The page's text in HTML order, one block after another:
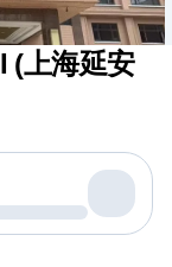
(上海延安